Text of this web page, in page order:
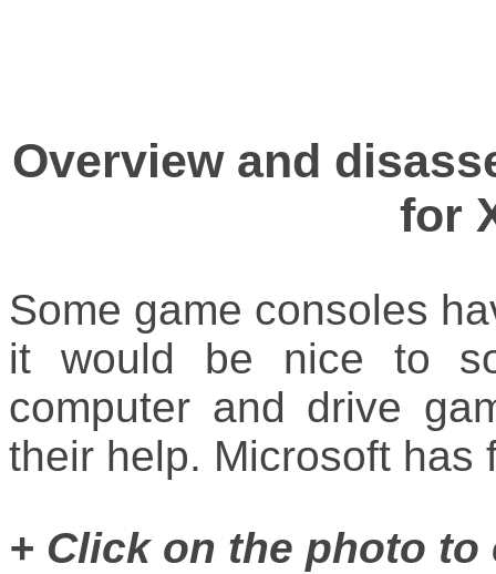
Overview and
for
Some game consoles
it would be nice to
computer and drive
their help. Microsoft has
+ Click on the photo to